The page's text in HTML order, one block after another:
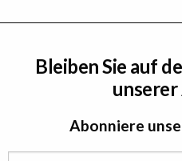
Bleiben Sie auf
unserer
Abonniere